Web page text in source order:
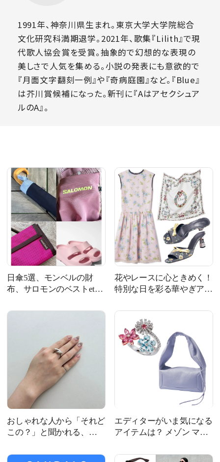
1991年、神奈川県生まれ。東京大学大学院総合
文化研究科満期退学。2021年、歌集『Lilith』で現
代歌人協会賞を受賞。抽象的で幻想的な表現の
美しさで人気を集める。小説の発表にも意欲的で
『月面文字翻刻一例』や『奇病庭園』など。『Blue』
は芥川賞候補になった。新刊に『Aはアセクシュア
ルのA』。
日傘5選、モンベルの財
布、サロモンのベストetc.
｜今週の人気記事TOP5
花やレースに心ときめく！
特別な日を彩る華やぎアイ
おしゃれな人から「それど
この？」と聞かれる、
す
エディターがいま気になる
アイテムは？ メゾン マル
タほか新作4選